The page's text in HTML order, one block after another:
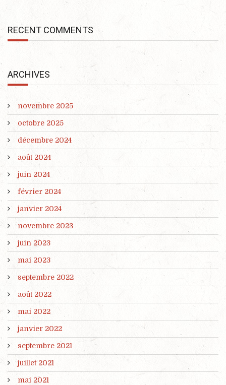
RECENT COMMENTS
ARCHIVES
novembre 2025
octobre 2025
décembre 2024
août 2024
juin 2024
février 2024
janvier 2024
novembre 2023
juin 2023
mai 2023
septembre 2022
août 2022
mai 2022
janvier 2022
septembre 2021
juillet 2021
mai 2021